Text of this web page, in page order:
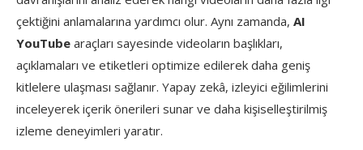
çektiğini anlamalarına yardımcı olur. Aynı zamanda, AI
YouTube araçları sayesinde videoların başlıkları,
açıklamaları ve etiketleri optimize edilerek daha geniş
kitlelere ulaşması sağlanır. Yapay zekâ, izleyici eğilimlerini
inceleyerek içerik önerileri sunar ve daha kişiselleştirilmiş
izleme deneyimleri yaratır.